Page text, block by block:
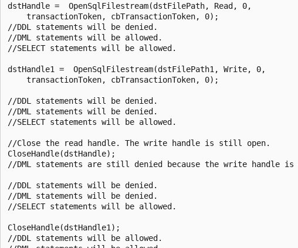
dstHandle =  OpenSqlFilestream(dstFilePath, Read, 0,
    transactionToken, cbTransactionToken, 0);
//DDL statements will be denied.
//DML statements will be allowed.
//SELECT statements will be allowed.
dstHandle1 =  OpenSqlFilestream(dstFilePath1, Write, 0,
    transactionToken, cbTransactionToken, 0);
//DDL statements will be denied.
//DML statements will be denied.
//SELECT statements will be allowed.
//Close the read handle. The write handle is still open.
CloseHandle(dstHandle);
//DML statements are still denied because the write handle
//DDL statements will be denied.
//DML statements will be denied.
//SELECT statements will be allowed.
CloseHandle(dstHandle1);
//DDL statements will be allowed.